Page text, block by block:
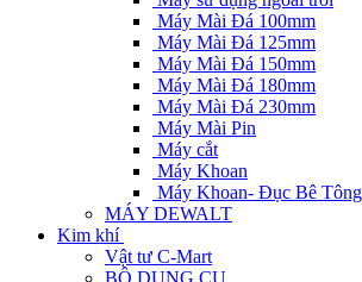
Máy Mài Đá 100mm
Máy Mài Đá 125mm
Máy Mài Đá 150mm
Máy Mài Đá 180mm
Máy Mài Đá 230mm
Máy Mài Pin
Máy cắt
Máy Khoan
Máy Khoan- Đục Bê Tông
MÁY DEWALT
Kim khí
Vật tư C-Mart
BỘ DỤNG CỤ